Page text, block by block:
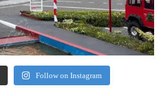
Follow on Instagram